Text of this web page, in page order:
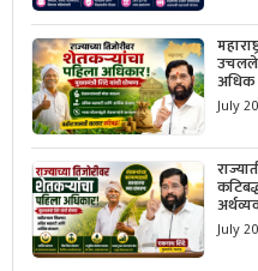
उचलले
अधिक
July
July